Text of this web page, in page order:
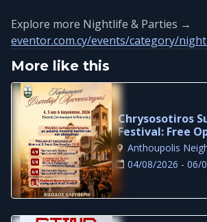
Explore more Nightlife & Parties →
eventor.com.cy/events/category/
More like this
Chrysosotiros
Festival: Free
in Nicosia
04/08/2026 - 06/